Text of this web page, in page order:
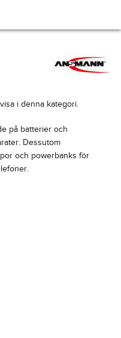
i denna kategori.
på batterier och
Dessutom
och powerbanks för